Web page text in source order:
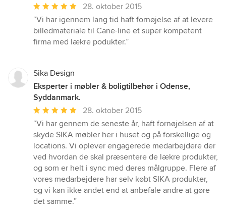
Gennemsnitlig
bedømmelse:
5
ud
stjerner
28. oktober 2015
“Vi har igennem lang tid haft fornøjelse af at levere
billedmateriale til Cane-line et super kompetent
firma med lækre podukter.”
Sika Design
Eksperter i møbler & boligtilbehør i Odense,
Syddanmark.
Gennemsnitlig
bedømmelse:
5
ud
af
5
stjerner
28. oktober 2015
“Vi har gennem de seneste år, haft fornøjelsen af at
skyde SIKA møbler her i huset og på forskellige og
locations. Vi oplever engagerede medarbejdere der
ved hvordan de skal præsentere de lækre produkter,
og som er helt i sync med deres målgruppe. Flere af
vores medarbejdere har selv købt SIKA produkter,
og vi kan ikke andet end at anbefale andre at gøre
det samme.”